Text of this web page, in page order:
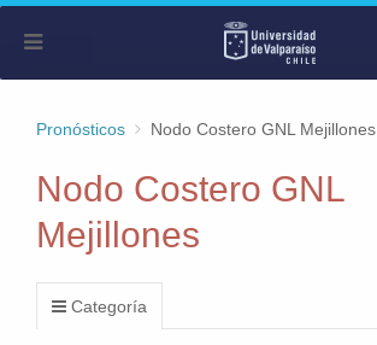
Pronósticos Nodo Costero GNL Mejillones
Nodo Costero GNL
Mejillones
Categoría